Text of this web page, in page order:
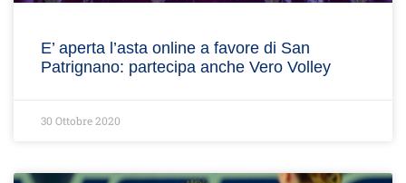
E’ aperta l’asta online a favore di San
Patrignano: partecipa anche Vero Volley
30 Ottobre 2020